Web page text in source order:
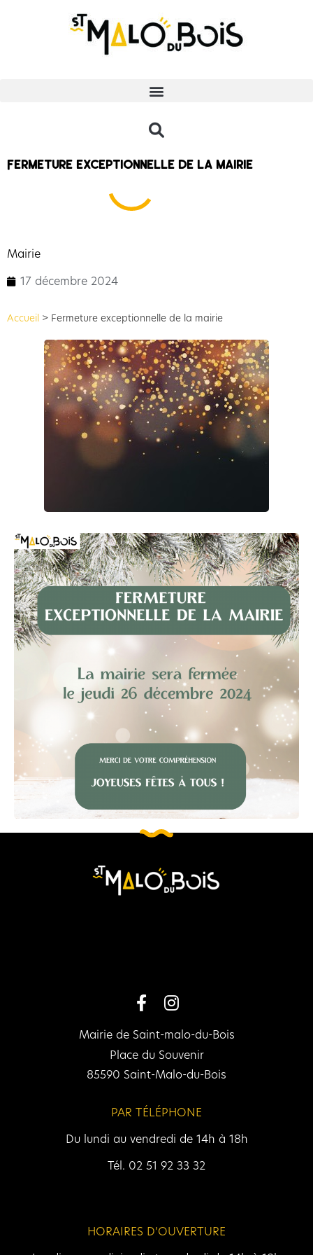
Fermeture exceptionnelle de la mairie
Mairie
17 décembre 2024
Accueil > Fermeture exceptionnelle de la mairie
Mairie de Saint-malo-du-Bois
Place du Souvenir
85590 Saint-Malo-du-Bois
PAR TÉLÉPHONE
Du lundi au vendredi de 14h à 18h
Tél. 02 51 92 33 32
HORAIRES D’OUVERTURE